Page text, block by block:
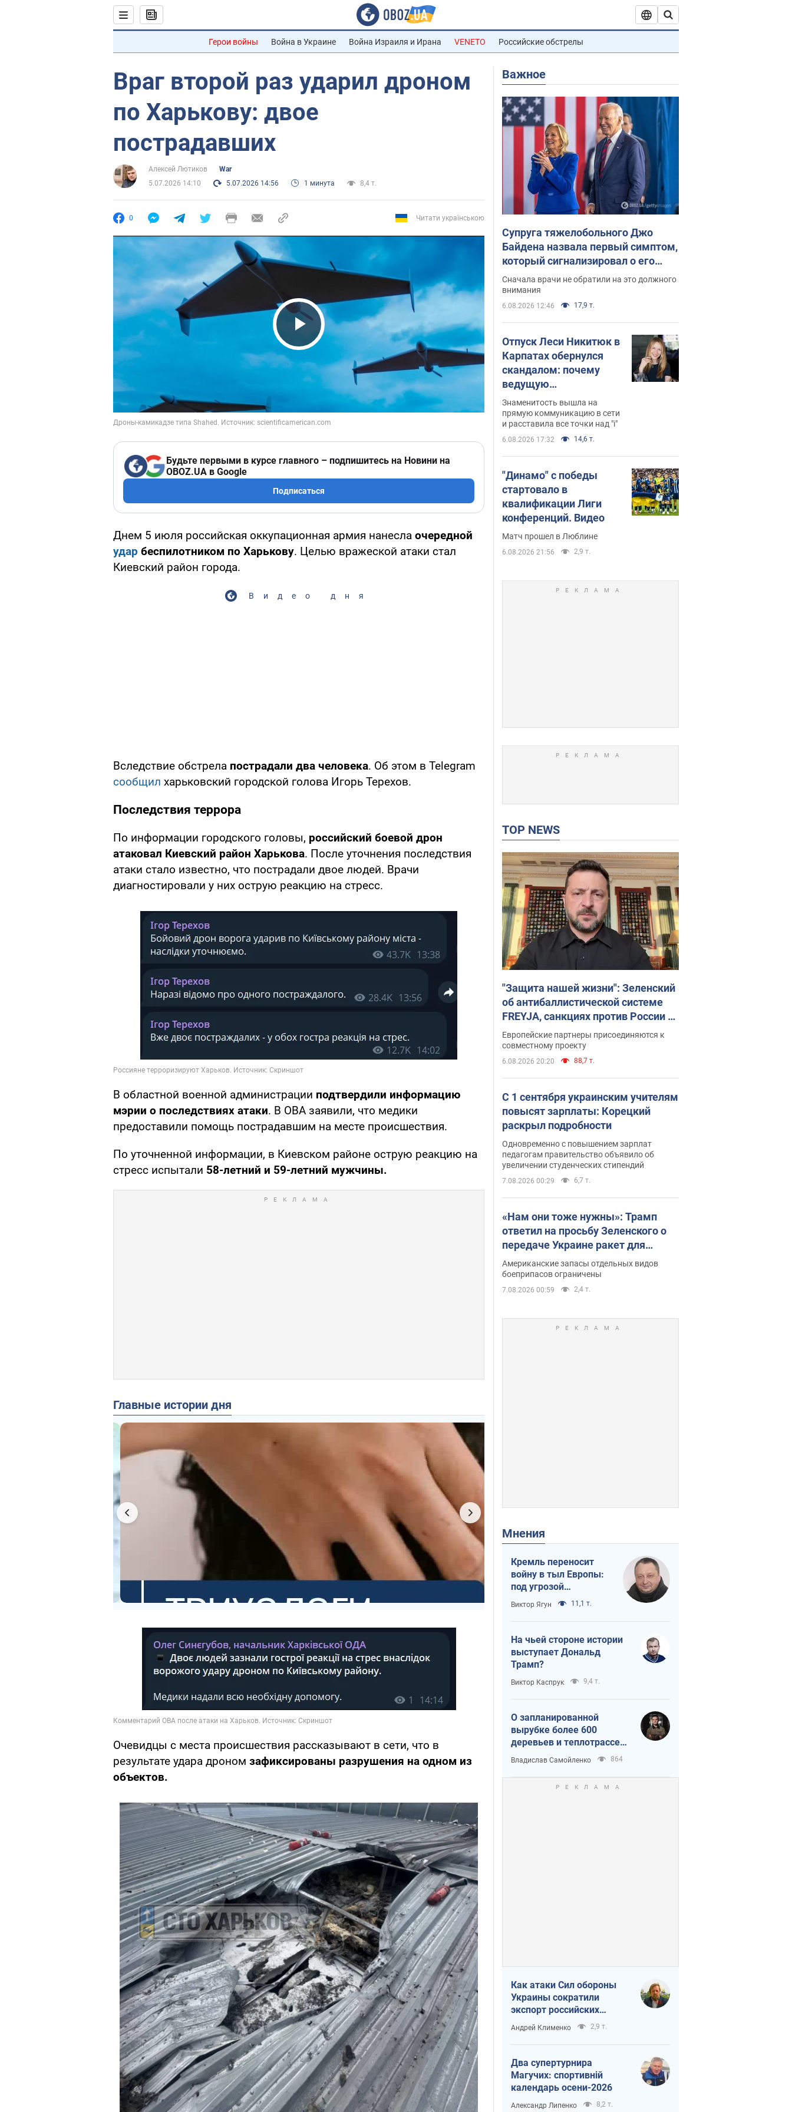
Герои войны Война в Украине Война Израиля и Ирана VENETO Российские обстрелы
Враг второй раз ударил дроном
по Харькову: двое
пострадавших
Алексей Лютиков
War
5.07.2026 14:10
5.07.2026 14:56 1 минута 8,4 т.
0 Читати українською
Play Video
Будьте первыми в курсе главного – подпишитесь на Новини на
OBOZ.UA в Google
Подписаться
Днем 5 июля российская оккупационная армия нанесла очередной
удар беспилотником по Харькову. Целью вражеской атаки стал
Киевский район города.
Видео дня
Вследствие обстрела пострадали два человека. Об этом в Telegram
сообщил харьковский городской голова Игорь Терехов.
Последствия террора
По информации городского головы, российский боевой дрон
атаковал Киевский район Харькова. После уточнения последствия
атаки стало известно, что пострадали двое людей. Врачи
диагностировали у них острую реакцию на стресс.
В областной военной администрации подтвердили информацию
мэрии о последствиях атаки. В ОВА заявили, что медики
предоставили помощь пострадавшим на месте происшествия.
По уточненной информации, в Киевском районе острую реакцию на
стресс испытали 58-летний и 59-летний мужчины.
Главные истории дня
Очевидцы с места происшествия рассказывают в сети, что в
результате удара дроном зафиксированы разрушения на одном из
объектов.
Важное
Супруга тяжелобольного Джо
Байдена назвала первый симптом,
который сигнализировал о его
"агрессивном" раке
Сначала врачи не обратили на это должного
внимания
6.08.2026 12:46 17,9 т.
Отпуск Леси Никитюк в
Карпатах обернулся
скандалом: почему
ведущую
несправедливо
захейтили
Знаменитость вышла на
прямую коммуникацию в сети
и расставила все точки над "i"
6.08.2026 17:32 14,6 т.
"Динамо" с победы
стартовало в
квалификации Лиги
конференций. Видео
Матч прошел в Люблине
6.08.2026 21:56 2,9 т.
TOP NEWS
"Защита нашей жизни": Зеленский
об антибаллистической системе
FREYJA, санкциях против России и
поддержке аграриев. Видео
Европейские партнеры присоединяются к
совместному проекту
6.08.2026 20:20 88,7 т.
С 1 сентября украинским учителям
повысят зарплаты: Корецкий
раскрыл подробности
Одновременно с повышением зарплат
педагогам правительство объявило об
увеличении студенческих стипендий
7.08.2026 00:29 6,7 т.
«Нам они тоже нужны»: Трамп
ответил на просьбу Зеленского о
передаче Украине ракет для
Patriot
Американские запасы отдельных видов
боеприпасов ограничены
7.08.2026 00:59 2,4 т.
Мнения
Кремль переносит
войну в тыл Европы:
под угрозой
критическая
логистика
Виктор Ягун 11,1 т.
На чьей стороне истории
выступает Дональд
Трамп?
Виктор Каспрук 9,4 т.
О запланированной
вырубке более 600
деревьев и теплотрассе:
что происходит на
Теремках в Киеве
Владислав Самойленко 864
Как атаки Сил обороны
Украины сократили
экспорт российских
нефтепродуктов
Андрей Клименко 2,9 т.
Два супертурнира
Магучих: спортивній
календарь осени-2026
Александр Липенко 8,2 т.